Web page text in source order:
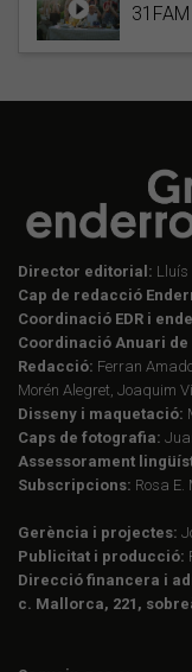
31FAM
Director editorial: Lluís
Cap de redacció
Coordinació EDR i
Coordinació Anuari de
Redacció: Ferran
Morén Alegret, Joaquim
Disseny i maquetació:
Caps de fotografia:
Assessorament
Subscripcions: Rosa
Gerència i projectes:
Publicitat i producció:
Direcció financera i
c. Mallorca, 221,